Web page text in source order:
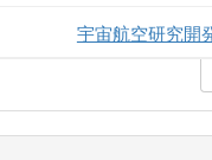
宇宙航空研究開